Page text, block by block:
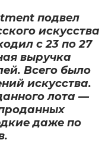
подвел
искусства
с 23 по 27
выручка
Всего было
искусства.
лота —
даже по